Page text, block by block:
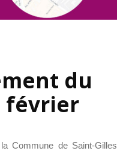
du
février
Commune de Saint-Gilles